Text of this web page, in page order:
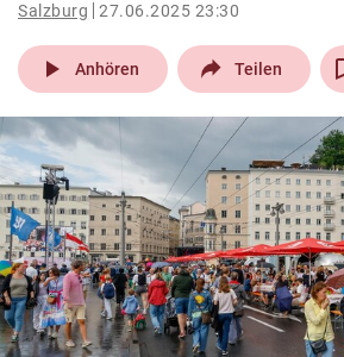
pin_drop
Wien
bookmark
search
Suchbegriff
eingeben
© Krone Multimedia GmbH & Co KG 2026
Salzburg 27.06.2025 23:30
play_arrow Anhören Teilen